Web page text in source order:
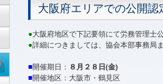
大阪府エリアでの公開
●大阪府地区で下記要領にて労務管理士
●詳細につきましては、協会本部事務局
■開催期日： ８月２８日(金)
■開催地区：大阪市・鶴見区